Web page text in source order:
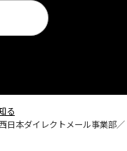
る
日本ダイレクトメール事業部／